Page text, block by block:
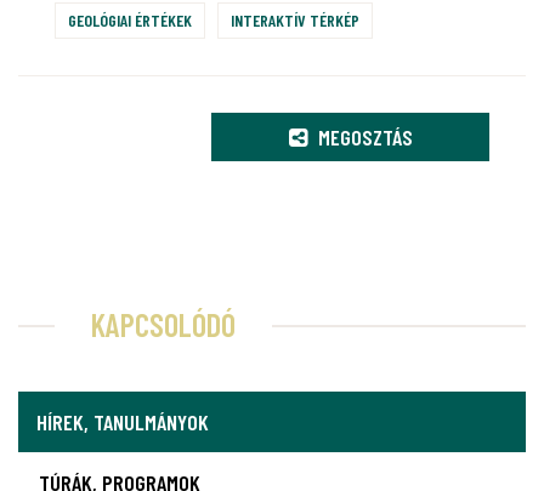
GEOLÓGIAI ÉRTÉKEK INTERAKTÍV TÉRKÉP
MEGOSZTÁS
KAPCSOLÓDÓ
HÍREK, TANULMÁNYOK
TÚRÁK, PROGRAMOK